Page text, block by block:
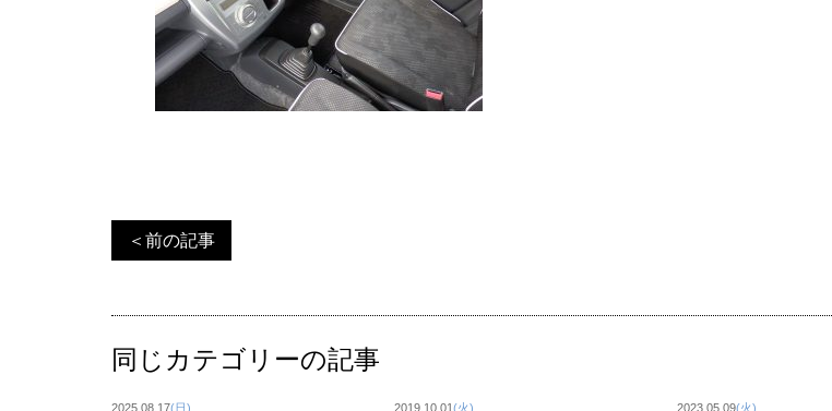
＜前の記事
同じカテゴリーの記事
2025.08.17(日) 2019.10.01(火) 2023.05.09(火)